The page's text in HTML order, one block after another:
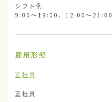
シフト例
9:00～18:00、12:00～21:00
雇用形態
正社員
正社員